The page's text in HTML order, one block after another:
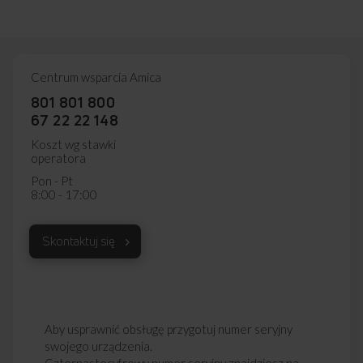
Centrum wsparcia Amica
801 801 800
67 22 22 148
Koszt wg stawki
operatora
Pon - Pt
8:00 - 17:00
Skontaktuj się
Aby usprawnić obsługę przygotuj numer seryjny
swojego urządzenia.